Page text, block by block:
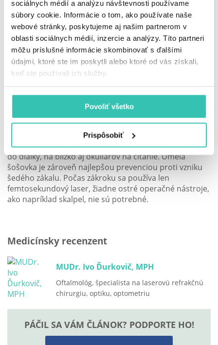
sociálnych médií a analýzu návštevnosti používame
súbory cookie. Informácie o tom, ako používate naše
webové stránky, poskytujeme aj našim partnerom v
oblasti sociálnych médií, inzercie a analýzy. Títo partneri
môžu príslušné informácie skombinovať s ďalšími
údajmi, ktoré ste im poskytli alebo ktoré od vás získali,
keď ste používali ich služby.
Povoliť všetko
Prispôsobiť
operáciu, pri ktorej sa pomocou laseru vytvorí vo
vnútri rohovky lentikula, ktorá sa vyberie von cez len
približne 2 mm veľký rez. Pri operácii sa nepoužíva
excimerový laser, ktorý páli rohovku, zákrok je tak
maximálne bezpečný a videnie sa ustáli už po pár
hodinách po operácii.
ktorých podstatou je výmena pôvodnej opotrebovanej
šošovky za novú, umelú. Medzi najšpičkovejšie metódy
Z-Prelex, pri ktorej sa do oka voperuje trifokálna
šošovka. Vďaka nej pacient uvidí kvalitne do všetkých
vzdialeností, navždy sa tak zbaví dioptrických okuliarov
do diaľky, na blízko aj okuliarov na čítanie. Umelá
šošovka je zároveň najlepšou prevenciou proti vzniku
šedého zákalu. Počas zákroku sa používa len
femtosekundový laser, žiadne ostré operačné nástroje,
ako napríklad skalpel, nie sú potrebné.
Medicínsky recenzent
MUDr. Ivo Ďurkovič, MPH
Oftalmológ, špecialista na laserovú refrakčnú
chirurgiu, optiku, optometriu
PÁČIL SA VÁM ČLÁNOK? PODPORTE HO!